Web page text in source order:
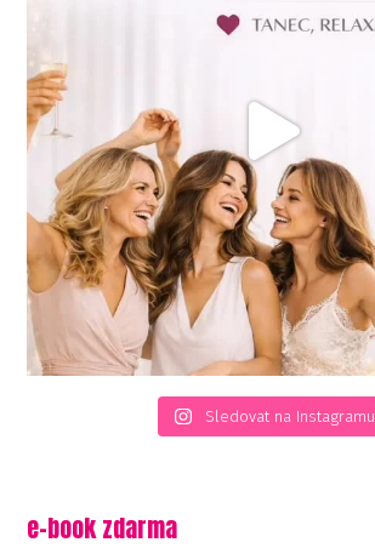
Sledovat na Instagramu
e-book zdarma